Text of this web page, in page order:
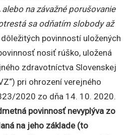
alebo na závažné porušovanie
sa odňatím slobody až
povinností uložených
nosiť rúško, uložená
zdravotníctva Slovenskej
pri ohrození verejného
2020 zo dňa 14. 10. 2020.
povinnosť nevyplýva zo
na jeho základe (to